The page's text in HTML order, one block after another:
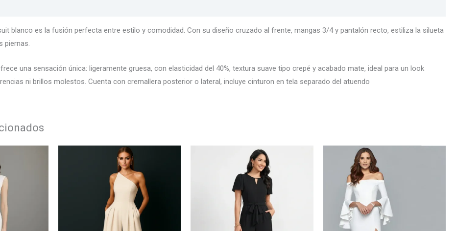
blanco es la fusión perfecta entre estilo y comodidad. Con su diseño cruzado al frente, mangas 3/4 y pantalón recto, estiliza la silueta
piernas.
una sensación única: ligeramente gruesa, con elasticidad del 40%, textura suave tipo crepé y acabado mate, ideal para un look
ni brillos molestos. Cuenta con cremallera posterior o lateral, incluye cinturon en tela separado del atuendo